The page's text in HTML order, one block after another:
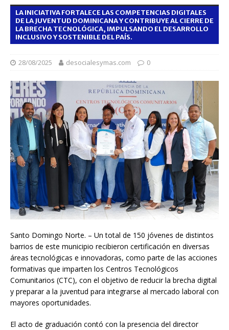
LA INICIATIVA FORTALECE LAS COMPETENCIAS DIGITALES
DE LA JUVENTUD DOMINICANA Y CONTRIBUYE AL CIERRE DE
LA BRECHA TECNOLÓGICA, IMPULSANDO EL DESARROLLO
INCLUSIVO Y SOSTENIBLE DEL PAÍS.
28/08/2025 desocialesymas.com 0
Santo Domingo Norte. – Un total de 150 jóvenes de distintos
barrios de este municipio recibieron certificación en diversas
áreas tecnológicas e innovadoras, como parte de las acciones
formativas que imparten los Centros Tecnológicos
Comunitarios (CTC), con el objetivo de reducir la brecha digital
y preparar a la juventud para integrarse al mercado laboral con
mayores oportunidades.
El acto de graduación contó con la presencia del director